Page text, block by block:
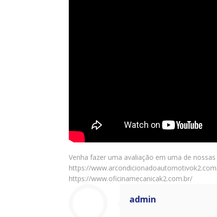
Venha fazer uma avaliação em uma de
https://
https://www.oficinamecanicak2.com.br/
admin